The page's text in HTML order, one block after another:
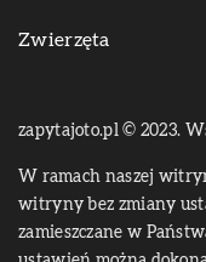
Zwierzęta
zapytajoto.pl © 2023.
W ramach naszej
witryny bez zmiany
zamieszczane w